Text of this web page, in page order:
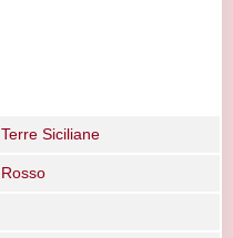
Terre Siciliane
Rosso